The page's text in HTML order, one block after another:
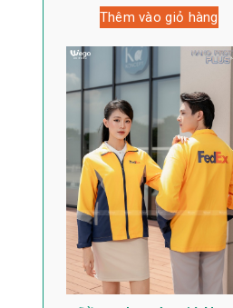
Thêm vào giỏ hàng